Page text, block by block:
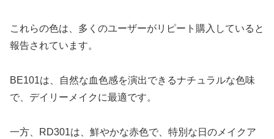
これらの色は、多くのユーザーがリピート購入していると
報告されています。
BE101は、自然な血色感を演出できるナチュラルな色味
で、デイリーメイクに最適です。
一方、RD301は、鮮やかな赤色で、特別な日のメイクア